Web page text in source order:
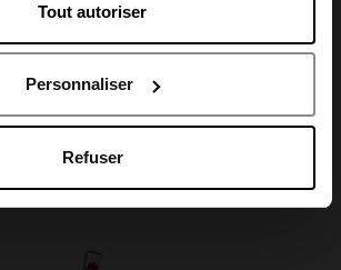
Tout autoriser
Personnaliser
Refuser
quelque chose ?
April Luxembourg